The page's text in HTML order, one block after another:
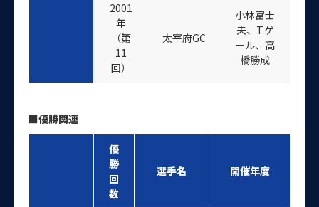
2001
年
（第
11
回）
太宰府GC
小林富士
夫、T.ゲ
ール、高
橋勝成
■優勝関連
優
勝
回
数
選手名 開催年度